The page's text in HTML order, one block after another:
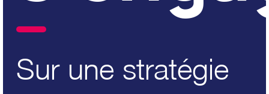
Sur une stratégie